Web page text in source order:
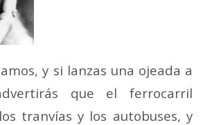
y si lanzas una ojeada a
que el ferrocarril
tranvías y los autobuses, y